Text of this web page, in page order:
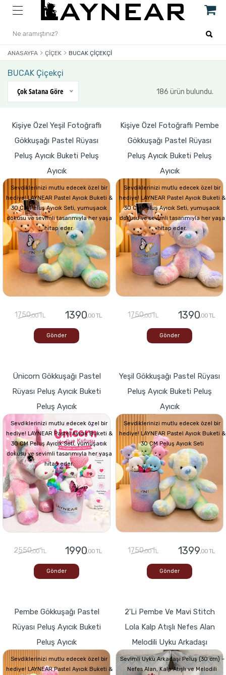
ANASAYFA ÇIÇEK BUCAK ÇIÇEKÇI
BUCAK Çiçekçi
Çok Satana Göre
186 ürün bulundu.
Kişiye Özel Yeşil Fotoğraflı
Gökkuşağı Pastel Rüyası
Peluş Ayıcık Buketi Peluş
Ayıcık
Sevdiklerinizi mutlu edecek özel bir
hediye! LAYNEAR Pastel Ayıcık Buketi &
30 CM Peluş Ayıcık Seti, yumuşacık
dokusu ve sevimli tasarımıyla her yaşa
hitap eder.
1750,00 TL 1390,00 TL
Gönder
Kişiye Özel Fotoğraflı Pembe
Gökkuşağı Pastel Rüyası
Peluş Ayıcık Buketi Peluş
Ayıcık
Sevdiklerinizi mutlu edecek özel bir
hediye! LAYNEAR Pastel Ayıcık Buketi &
30 CM Peluş Ayıcık Seti, yumuşacık
dokusu ve sevimli tasarımıyla her yaşa
hitap eder.
1750,00 TL 1390,00 TL
Gönder
Ünicorn Gökkuşağı Pastel
Rüyası Peluş Ayıcık Buketi
Peluş Ayıcık
Sevdiklerinizi mutlu edecek özel bir
hediye! LAYNEAR Pastel Ayıcık Buketi &
30 CM Peluş Ayıcık Seti, yumuşacık
dokusu ve sevimli tasarımıyla her yaşa
hitap eder.
2550,00 TL 1990,00 TL
Gönder
Yeşil Gökkuşağı Pastel Rüyası
Peluş Ayıcık Buketi Peluş
Ayıcık
Sevdiklerinizi mutlu edecek özel bir
hediye! LAYNEAR Pastel Ayıcık Buketi &
30 CM Peluş Ayıcık Seti
1750,00 TL 1399,00 TL
Gönder
Pembe Gökkuşağı Pastel
Rüyası Peluş Ayıcık Buketi
Peluş Ayıcık
Sevdiklerinizi mutlu edecek özel bir
hediye! LAYNEAR Pastel Ayıcık Buketi &
2'li Pembe Ve Mavi Stitch
Lola Kalp Atışlı Nefes Alan
Melodili Uyku Arkadaşı
Sevimli Uyku Arkadaşı Peluş (30 cm) –
Nefes Alan, Kalp Atışlı ve Melodili